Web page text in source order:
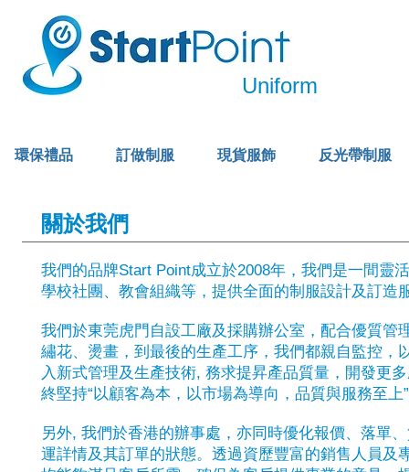
環保禮品 訂做制服 現貨服飾 反光帶制服
Uniform
關於我們
我們的品牌Start Point成立於2008年，我們是一間靈
學校社團、教會組織等，提供全面的制服設計及訂造
我們於東莞虎門自設工廠及採購辦公室，配合優質
繡花、燙畫，到最後的生產工序，我們都親自監控
入新式管理及生產技術, 務求提昇產品質量，開發更
終堅持“以顧客為本，以市場為導向，品質與服務至上
另外, 我們於香港的辦事處，亦同時優化報價、落單
運詳情及其訂單的狀態。透過資歷豐富的銷售人員